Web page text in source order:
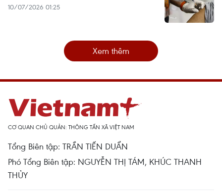
10/07/2026 01:25
Xem thêm
CƠ QUAN CHỦ QUẢN: THÔNG TẤN XÃ VIỆT NAM
Tổng Biên tập: TRẦN TIẾN DUẨN
Phó Tổng Biên tập: NGUYỄN THỊ TÁM, KHÚC THANH
THỦY